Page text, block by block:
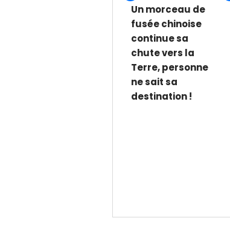
Un morceau de
fusée chinoise
continue sa
chute vers la
Terre, personne
ne sait sa
destination !